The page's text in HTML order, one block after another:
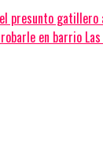
presunto
en barrio